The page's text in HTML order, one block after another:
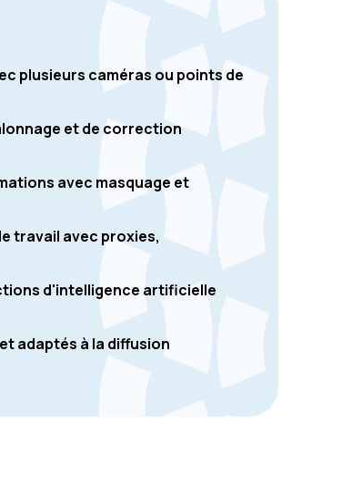
plusieurs caméras ou points de
et de correction
avec masquage et
travail avec proxies,
d'intelligence artificielle
adaptés à la diffusion